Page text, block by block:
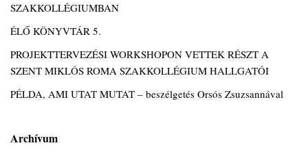
SZAKKOLLÉGIUMBAN
ÉLŐ KÖNYVTÁR 5.
PROJEKTTERVEZÉSI WORKSHOPON VETTEK RÉSZT A
SZENT MIKLÓS ROMA SZAKKOLLÉGIUM HALLGATÓI
PÉLDA, AMI UTAT MUTAT – beszélgetés Orsós Zsuzsannával
Archívum